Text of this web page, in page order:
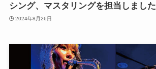
シング、マスタリングを担当しました
2024年8月26日